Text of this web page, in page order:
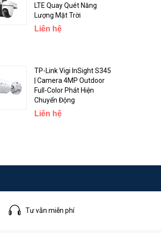
LTE Quay Quét Năng
Lượng Mặt Trời
Liên hệ
TP-Link Vigi InSight S345
| Camera 4MP Outdoor
Full-Color Phát Hiện
Chuyển Động
Liên hệ
Tư vẫn miễn phí